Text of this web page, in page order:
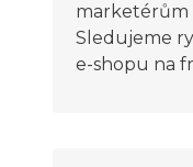
marketérům
Sledujeme
e-shopu na